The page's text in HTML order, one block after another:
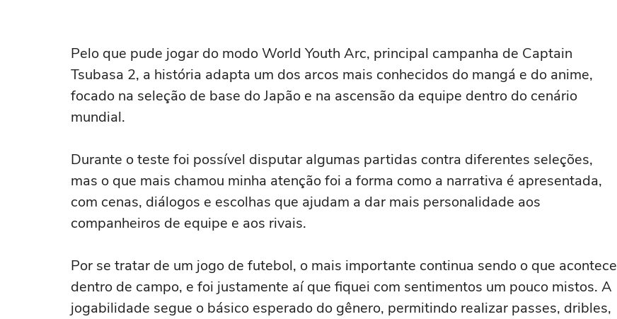
Pelo que pude jogar do modo World Youth Arc, principal campanha de Captain
Tsubasa 2, a história adapta um dos arcos mais conhecidos do mangá e do anime,
focado na seleção de base do Japão e na ascensão da equipe dentro do cenário
mundial.
Durante o teste foi possível disputar algumas partidas contra diferentes seleções,
mas o que mais chamou minha atenção foi a forma como a narrativa é apresentada,
com cenas, diálogos e escolhas que ajudam a dar mais personalidade aos
companheiros de equipe e aos rivais.
Por se tratar de um jogo de futebol, o mais importante continua sendo o que acontece
dentro de campo, e foi justamente aí que fiquei com sentimentos um pouco mistos. A
jogabilidade segue o básico esperado do gênero, permitindo realizar passes, dribles,